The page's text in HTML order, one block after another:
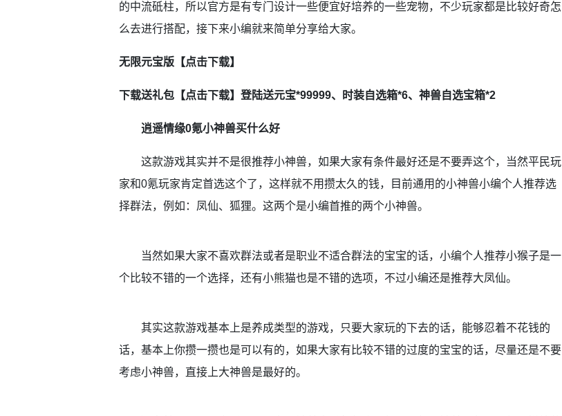
的中流砥柱，所以官方是有专门设计一些便宜好培养的一些宠物，不少玩家都是比较好奇怎
么去进行搭配，接下来小编就来简单分享给大家。
无限元宝版【点击下载】
下载送礼包【点击下载】登陆送元宝*99999、时装自选箱*6、神兽自选宝箱*2
逍遥情缘0氪小神兽买什么好
这款游戏其实并不是很推荐小神兽，如果大家有条件最好还是不要弄这个，当然平民玩
家和0氪玩家肯定首选这个了，这样就不用攒太久的钱，目前通用的小神兽小编个人推荐选
择群法，例如：凤仙、狐狸。这两个是小编首推的两个小神兽。
当然如果大家不喜欢群法或者是职业不适合群法的宝宝的话，小编个人推荐小猴子是一
个比较不错的一个选择，还有小熊猫也是不错的选项，不过小编还是推荐大凤仙。
其实这款游戏基本上是养成类型的游戏，只要大家玩的下去的话，能够忍着不花钱的
话，基本上你攒一攒也是可以有的，如果大家有比较不错的过度的宝宝的话，尽量还是不要
考虑小神兽，直接上大神兽是最好的。